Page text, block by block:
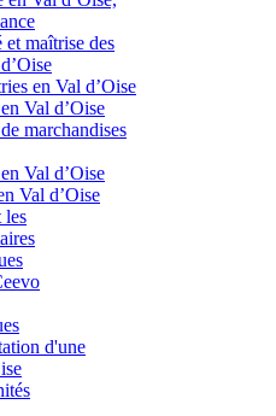
et maîtrise des
en Val d’Oise
Val d’Oise
marchandises
Val d’Oise
Val d’Oise
les
d'une